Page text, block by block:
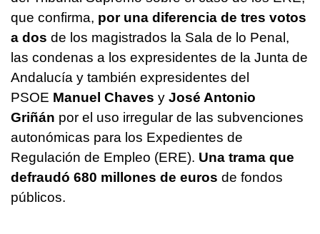
que confirma, por una diferencia de tres votos
a dos de los magistrados la Sala de lo Penal,
las condenas a los expresidentes de la Junta de
Andalucía y también expresidentes del
PSOE Manuel Chaves y José Antonio
Griñán por el uso irregular de las subvenciones
autonómicas para los Expedientes de
Regulación de Empleo (ERE). Una trama que
defraudó 680 millones de euros de fondos
públicos.